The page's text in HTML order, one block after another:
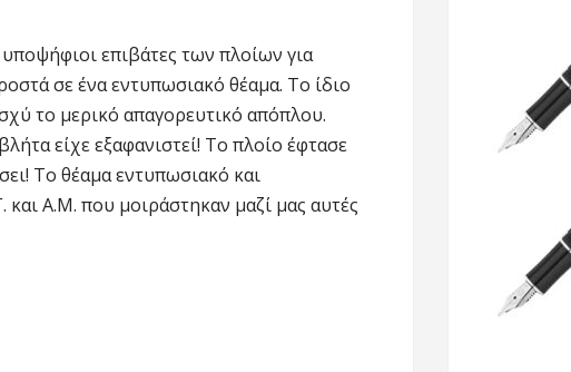
επιβάτες των πλοίων για
σε ένα εντυπωσιακό θέαμα. Το ίδιο
το μερικό απαγορευτικό απόπλου.
είχε εξαφανιστεί! Το πλοίο έφτασε
Το θέαμα εντυπωσιακό και
Α.Μ. που μοιράστηκαν μαζί μας αυτές